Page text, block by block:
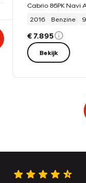
Cabrio 86PK Navi
2016
Benzine
€ 7.895
Bekijk